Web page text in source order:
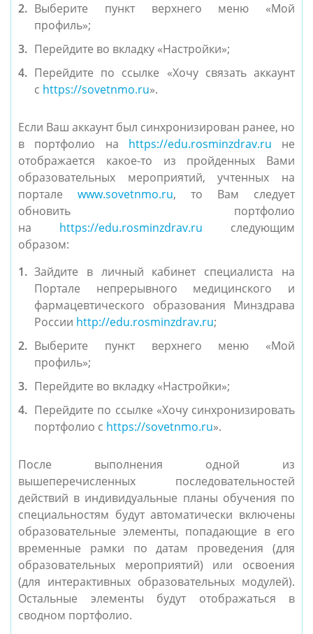
Выберите пункт верхнего меню «Мой
профиль»;
Перейдите во вкладку «Настройки»;
Перейдите по ссылке «Хочу связать аккаунт
с https://sovetnmo.ru».
Если Ваш аккаунт был синхронизирован ранее, но
в портфолио на https://edu.rosminzdrav.ru не
отображается какое-то из пройденных Вами
образовательных мероприятий, учтенных на
портале www.sovetnmo.ru, то Вам следует
обновить портфолио
на https://edu.rosminzdrav.ru следующим
образом:
Зайдите в личный кабинет специалиста на
Портале непрерывного медицинского и
фармацевтического образования Минздрава
России http://edu.rosminzdrav.ru;
Выберите пункт верхнего меню «Мой
профиль»;
Перейдите во вкладку «Настройки»;
Перейдите по ссылке «Хочу синхронизировать
портфолио с https://sovetnmo.ru».
После выполнения одной из
вышеперечисленных последовательностей
действий в индивидуальные планы обучения по
специальностям будут автоматически включены
образовательные элементы, попадающие в его
временные рамки по датам проведения (для
образовательных мероприятий) или освоения
(для интерактивных образовательных модулей).
Остальные элементы будут отображаться в
сводном портфолио.